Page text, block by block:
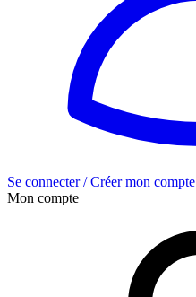
Se connecter / Créer mon compte
Mon compte